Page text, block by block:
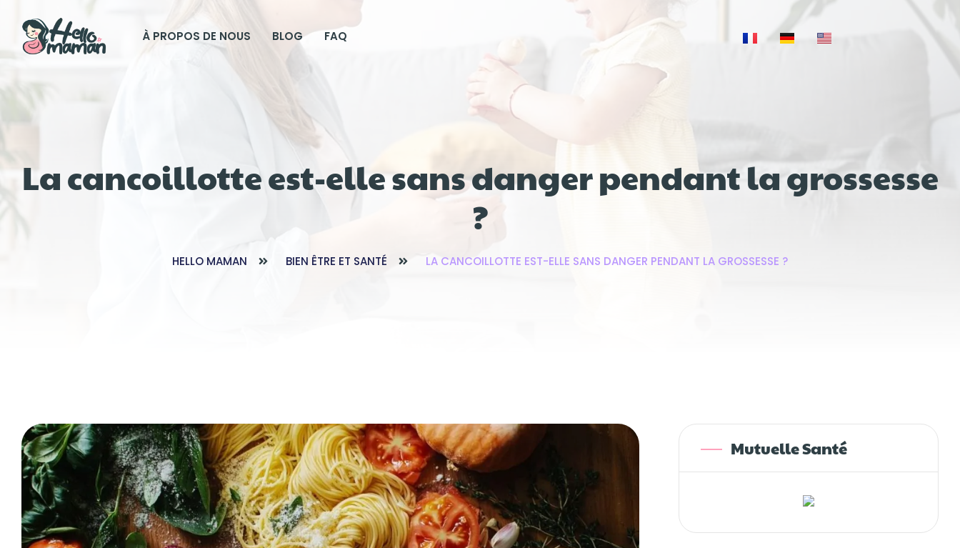
À PROPOS DE NOUS BLOG FAQ
La cancoillotte est-elle sans danger pendant la grossesse
?
HELLO MAMAN BIEN ÊTRE ET SANTÉ LA CANCOILLOTTE EST-ELLE SANS DANGER PENDANT LA GROSSESSE ?
Mutuelle Santé